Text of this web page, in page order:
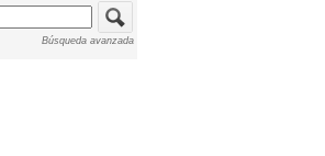
Búsqueda avanzada